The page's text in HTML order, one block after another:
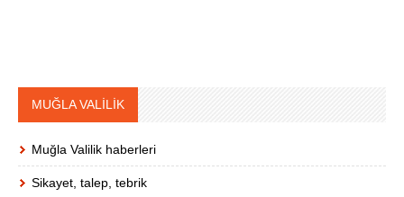
MUĞLA VALİLİK
Muğla Valilik haberleri
Sikayet, talep, tebrik